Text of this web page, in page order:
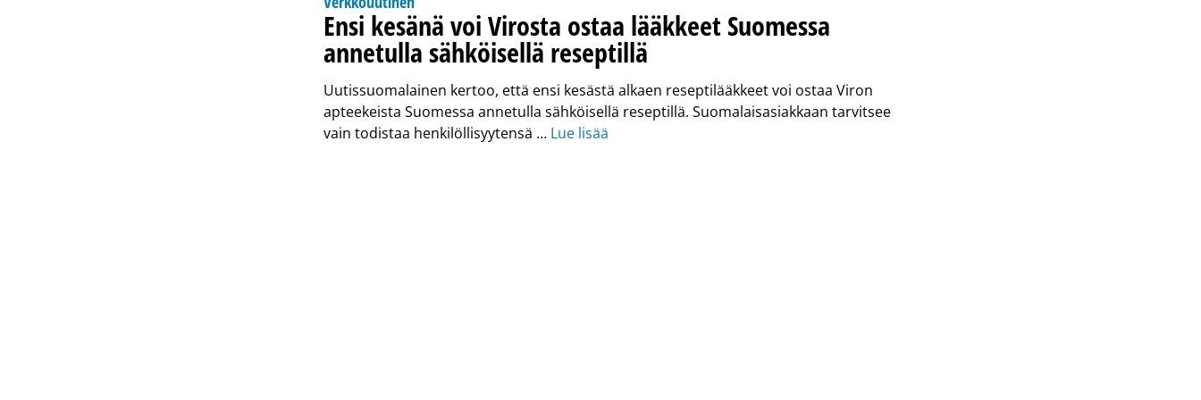
Ensi kesänä voi Virosta ostaa lääkkeet Suomessa
annetulla sähköisellä reseptillä
Uutissuomalainen kertoo, että ensi kesästä alkaen reseptilääkkeet voi ostaa Viron
apteekeista Suomessa annetulla sähköisellä reseptillä. Suomalaisasiakkaan tarvitsee
vain todistaa henkilöllisyytensä … Lue lisää